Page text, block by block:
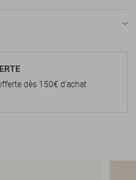
dès 150€ d'achat